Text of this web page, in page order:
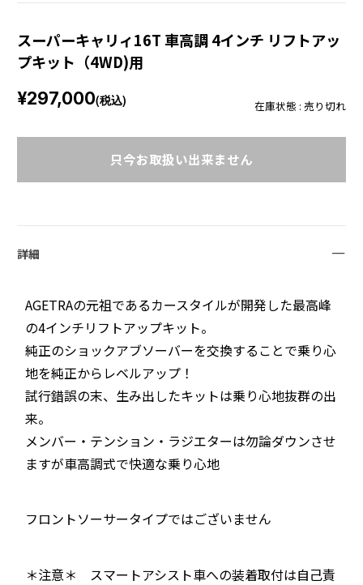
スーパーキャリィ16T 車高調 4インチ リフトアッ
プキット（4WD)用
在庫状態 : 売り切れ
¥297,000(税込)
只今お取扱い出来ません
詳細
AGETRAの元祖であるカースタイルが開発した最高峰
の4インチリフトアップキット。
純正のショックアブソーバーを交換することで乗り心
地を純正からレベルアップ！
試行錯誤の末、生み出したキットは乗り心地抜群の出
来。
メンバー・テンション・ラジエターは勿論ダウンさせ
ますが車高調式で快適な乗り心地
フロントソーサータイプではございません
＊注意＊ スマートアシスト車への装着取付は自己責